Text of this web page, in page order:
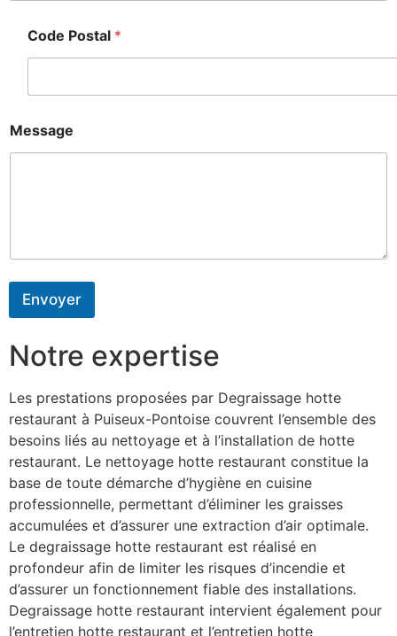
Code Postal *
Message
Envoyer
Notre expertise
Les prestations proposées par Degraissage hotte
restaurant à Puiseux-Pontoise couvrent l’ensemble des
besoins liés au nettoyage et à l’installation de hotte
restaurant. Le nettoyage hotte restaurant constitue la
base de toute démarche d’hygiène en cuisine
professionnelle, permettant d’éliminer les graisses
accumulées et d’assurer une extraction d’air optimale.
Le degraissage hotte restaurant est réalisé en
profondeur afin de limiter les risques d’incendie et
d’assurer un fonctionnement fiable des installations.
Degraissage hotte restaurant intervient également pour
l’entretien hotte restaurant et l’entretien hotte